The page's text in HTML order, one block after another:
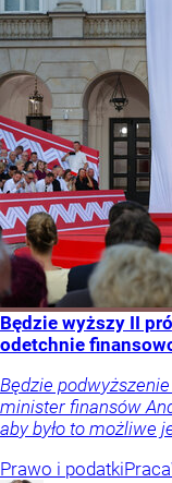
Będzie wyższy II
odetchnie
Będzie
minister finansów
aby było to możliwe
Prawo i podatkiPraca